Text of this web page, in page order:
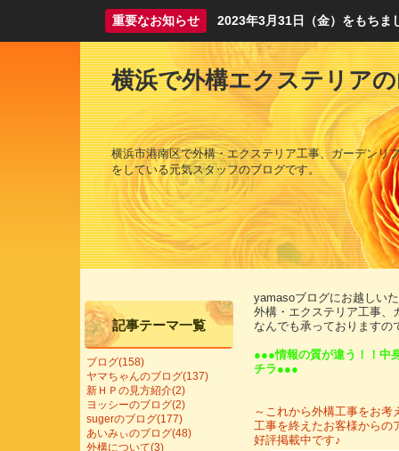
重要なお知らせ 2023年3月31日（金）をもちま
横浜で外構エクステリア
横浜市港南区で外構・エクステリア工事、ガーデンリ
をしている元気スタッフのブログです。
yamasoブログにお越しい
外構・エクステリア工事、
なんでも承っておりますの
●●●情報の質が違う！！中
チラ●●●
～これから外構工事をお考
工事を終えたお客様から
好評掲載中です♪
記事テーマ一覧
ブログ(158)
ヤマちゃんのブログ(137)
新ＨＰの見方紹介(2)
ヨッシーのブログ(2)
sugerのブログ(177)
あいみぃのブログ(48)
外構について(3)